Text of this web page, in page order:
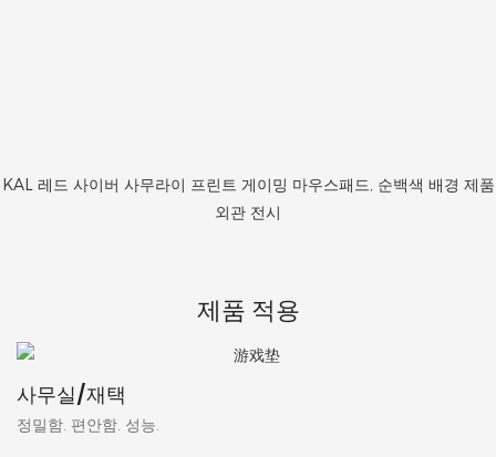
KAL 레드 사이버 사무라이 프린트 게이밍 마우스패드, 순백색 배경 제품
외관 전시
제품 적용
사무실/재택
정밀함. 편안함. 성능.